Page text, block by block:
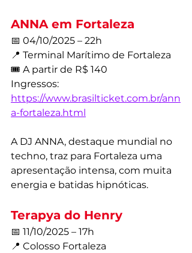
ANNA em Fortaleza
📅 04/10/2025 – 22h
📍 Terminal Marítimo de Fortaleza
🎟️ A partir de R$ 140
Ingressos:
https://www.brasilticket.com.br/ann
a-fortaleza.html
A DJ ANNA, destaque mundial no
techno, traz para Fortaleza uma
apresentação intensa, com muita
energia e batidas hipnóticas.
Terapya do Henry
📅 11/10/2025 – 17h
📍 Colosso Fortaleza